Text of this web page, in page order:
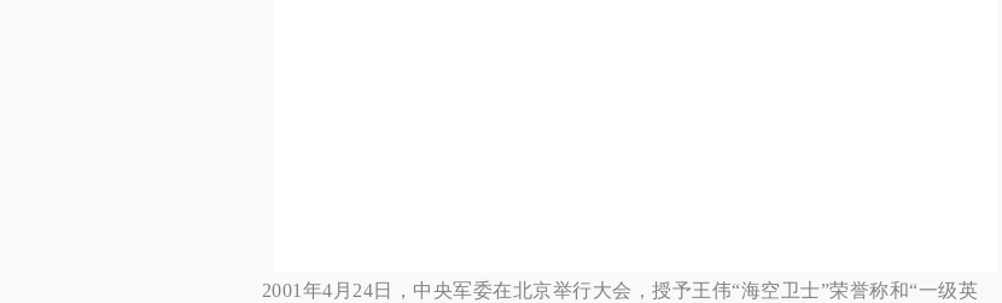
2001年4月24日，中央军委在北京举行大会，授予王伟“海空卫士”荣誉称和“一级英